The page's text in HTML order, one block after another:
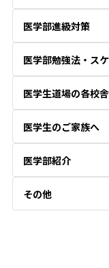
医学部進級対策
医学部勉強法・ス
医学生道場の各校
医学生のご家族へ
医学部紹介
その他